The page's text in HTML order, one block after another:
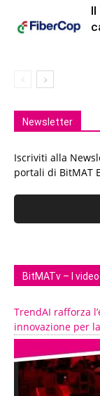
Il
Newsletter
Iscriviti alla
portali di BitMAT
BitMATv – I
TrendAI rafforza
innovazione per